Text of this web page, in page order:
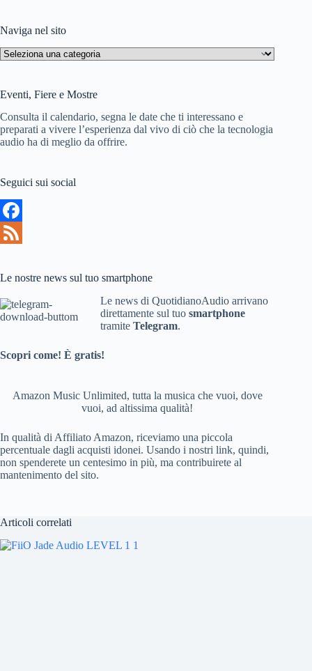
Naviga nel sito
Naviga
nel
Eventi, Fiere e Mostre
Consulta il calendario, segna le date che ti interessano e
preparati a vivere l’esperienza dal vivo di ciò che la tecnologia
audio ha di meglio da offrire.
Seguici sui social
F
c
e
b
e
e
d
Le nostre news sul tuo smartphone
Le news di QuotidianoAudio arrivano
direttamente sul tuo smartphone
tramite Telegram.
Scopri come! È gratis!
Amazon Music Unlimited, tutta la musica che vuoi, dove
vuoi, ad altissima qualità!
In qualità di Affiliato Amazon, riceviamo una piccola
percentuale dagli acquisti idonei. Usando i nostri link, quindi,
non spenderete un centesimo in più, ma contribuirete al
mantenimento del sito.
Articoli correlati